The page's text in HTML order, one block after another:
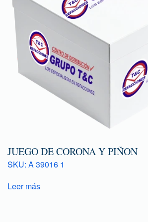
JUEGO DE CORONA Y PIÑON
SKU: A 39016 1
Leer más